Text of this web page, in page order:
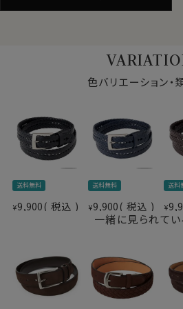
※スポット商品につき再入荷はござい
※革本来の風合いを生かす仕上げ加
■ベルトの切り方はこちら⇒
■革ベルトのお手入れ方法はこち
60508
色バリエーション・
送料無料
¥9,900 税込
送料無料
¥9,900 税込
送料
¥
一緒に見られて